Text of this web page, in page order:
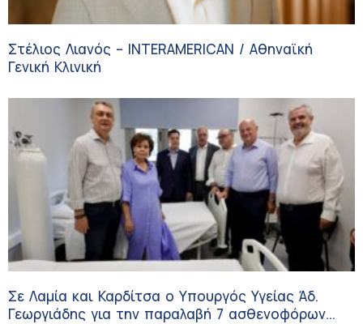
Στέλιος Λιανός – INTERAMERICAN / Αθηναϊκή
Γενική Κλινική
Σε Λαμία και Καρδίτσα ο Υπουργός Υγείας Άδ.
Γεωργιάδης για την παραλαβή 7 ασθενοφόρων